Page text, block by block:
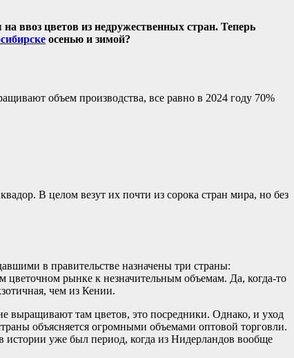
ввоз цветов из недружественных стран. Теперь
осенью и зимой?
объем производства, все равно в 2024 году 70%
В целом везут их почти из сорока стран мира, но без
в правительстве назначены три страны:
цветочном рынке к незначительным объемам. Да, когда-то
чем из Кении.
выращивают там цветов, это посредники. Однако, и уход
объясняется огромными объемами оптовой торговли.
уже был период, когда из Нидерландов вообще